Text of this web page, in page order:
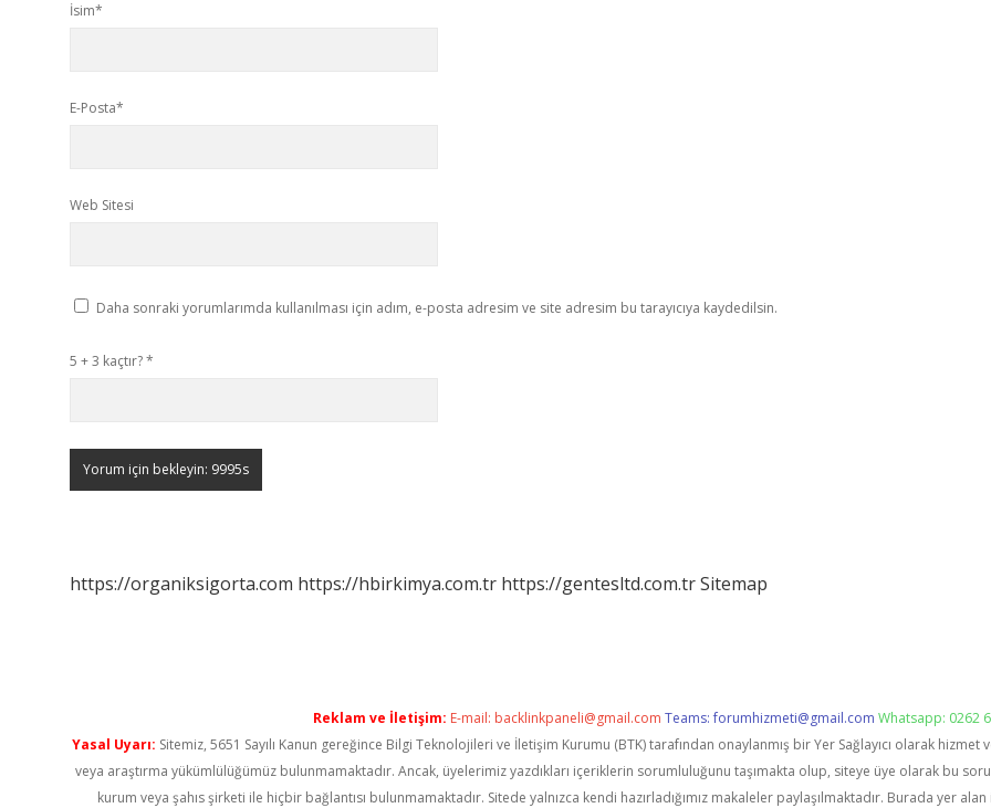
İsim*
E-Posta*
Web Sitesi
Daha sonraki yorumlarımda kullanılması için adım, e-posta adresim ve site adresim bu tarayıcıya kaydedilsin.
5 + 3 kaçtır?*
https://organiksigorta.com https://hbirkimya.com.tr https://gentesltd.com.trSitemap
Reklam ve İletişim: E-mail: backlinkpaneli@gmail.com Teams:forumhizmeti@gmail.com Whatsapp: 0262
Yasal Uyarı: Sitemiz, 5651 Sayılı Kanun gereğince Bilgi Teknolojileri ve İletişim Kurumu (BTK) tarafından onaylanmış bir Yer Sağlayıcı olarak
veya araştırma yükümlülüğümüz bulunmamaktadır. Ancak, üyelerimiz yazdıkları içeriklerin sorumluluğunu taşımakta olup, siteye üye olarak bu
kurum veya şahıs şirketi ile hiçbir bağlantısı bulunmamaktadır. Sitede yalnızca kendi hazırladığımız makaleler paylaşılmaktadır. Burada yer